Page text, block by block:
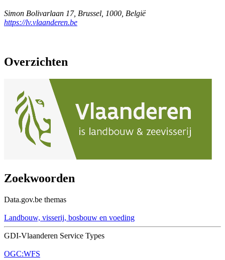
Simon Bolivarlaan 17, Brussel 1000 België
https://lv.vlaanderen.be
Overzichten
Zoekwoorden
Data.gov.be themas
Landbouw, visserij, bosbouw en voeding
GDI-Vlaanderen Service Types
OGC:WFS